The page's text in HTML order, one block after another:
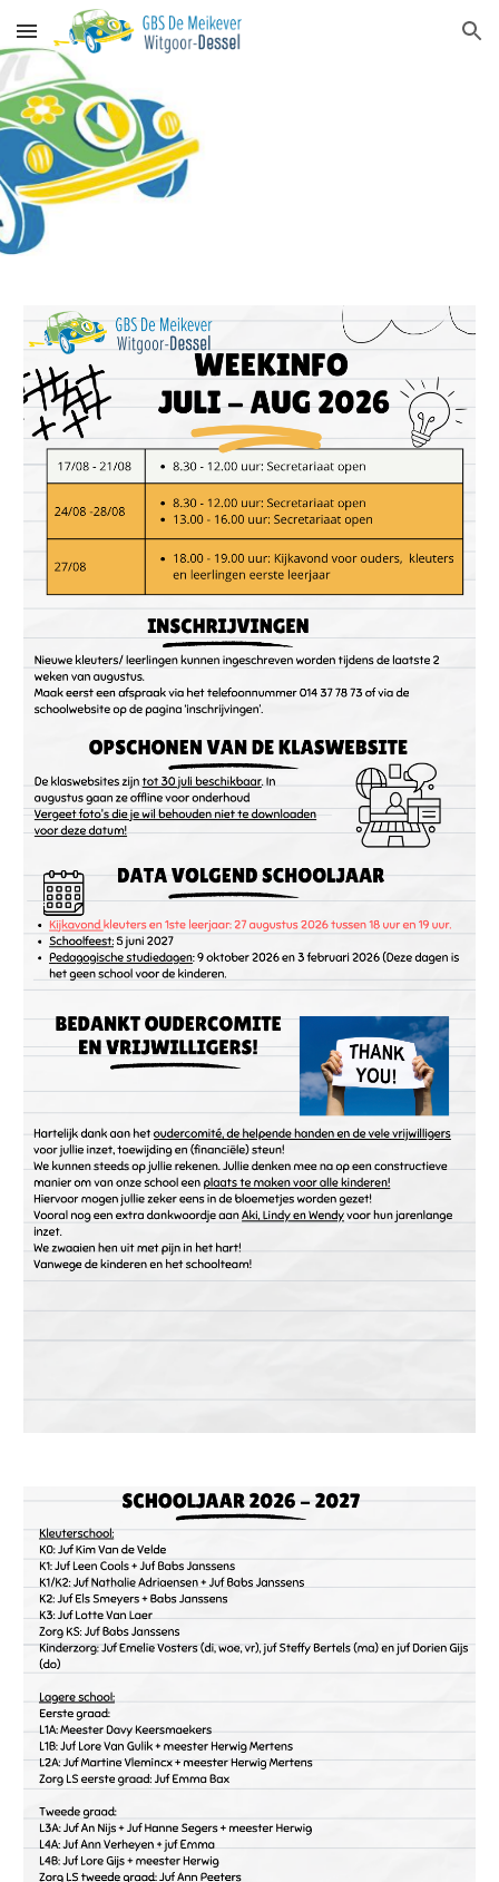
Skip to main content Skip to navigation